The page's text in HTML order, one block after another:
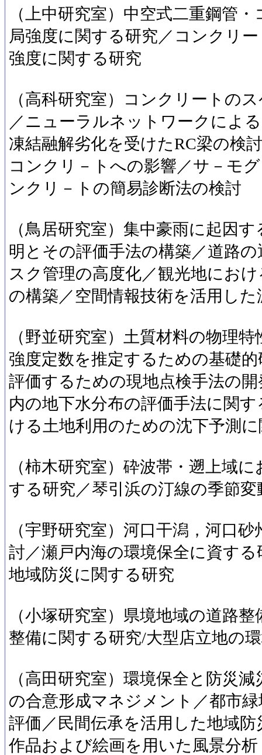
（上中研究室）中空式二重鋼管
局強度に関する研究／コンクリ
強度に関する研究
（高科研究室）コンクリートの
／ニューラルネットワークによ
凍結融解劣化を受けたRC梁の検
コンクリ－トへの影響／サ－モ
ンクリ－トの簡易診断法の検討
（鳥居研究室）集中豪雨に起因
明とその評価手法の構築／道路
スク管理の高度化／観光地にお
の構築／空間情報技術を活用し
（野並研究室）土質材料の物理
強度定数を推定するための基礎
評価するための現地点検手法の
内の地下水分布の評価手法に関
ける土地利用のための沈下予測
（柿木研究室）砕波帯・遡上域
する研究／琴引浜の汀線の季節
（宇野研究室）河口干潟，河口
討／瀬戸内海の環境保全に資す
地域防災に関する研究
（小塚研究室）県境地域の道路
整備に関する研究/大型店立地の
（高田研究室）環境保全と防災
の合意形成マネジメント／都市
評価／民間伝承を活用した地域
作品および絵画を用いた風景分析